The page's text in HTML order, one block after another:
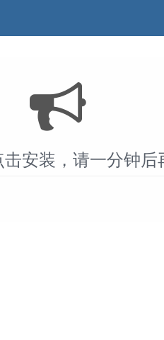
安装，请一分钟后